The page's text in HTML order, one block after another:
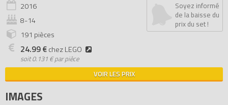
2016
8-14
191 pièces
24.99 €chez LEGO
soit0.131 € par pièce
Soyez informé
de la baisse du
prix du set !
VOIR LES PRIX
IMAGES